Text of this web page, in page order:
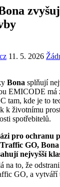
11. 5. 2026
Bona splňují
EMICODE má
tam, kde je to
k životnímu
spotřebitelů.
pro ochranu
GO,
nejvyšší
na to, že
GO, a vytváří